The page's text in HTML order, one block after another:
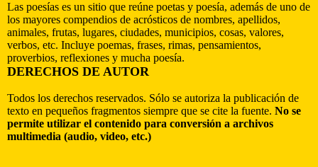
Las poesías es un sitio que reúne poetas y poesía, además de uno de
los mayores compendios de acrósticos de nombres, apellidos,
animales, frutas, lugares, ciudades, municipios, cosas, valores,
verbos, etc. Incluye poemas, frases, rimas, pensamientos,
proverbios, reflexiones y mucha poesía.
DERECHOS DE AUTOR
Todos los derechos reservados. Sólo se autoriza la publicación de
texto en pequeños fragmentos siempre que se cite la fuente. No se
permite utilizar el contenido para conversión a archivos
multimedia (audio, video, etc.)